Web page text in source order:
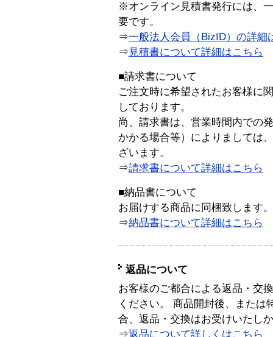
※オンライン見積書発行には、
要です。
⇒一般法人会員（BizID）の詳細
⇒ 見積書について詳細はこちら
■請求書について
ご注文時に希望されたお客様に
しております。
尚、請求書は、営業時間内での
かかる場合等）によりましては
ざいます。
⇒請求書について詳細はこちら
■納品書について
お届けする商品に同梱致します。
⇒納品書について詳細はこちら
返品について
お客様のご都合による返品・交
ください。 商品開封後、または
合、返品・交換はお受けいたし
⇒返品について詳しくはこちら